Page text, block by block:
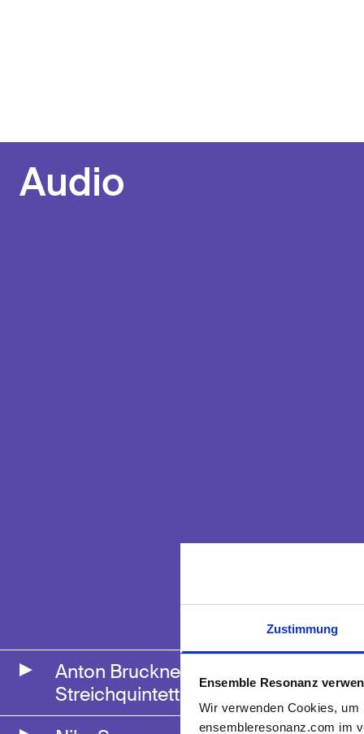
Zustimmung
Ensemble Resonanz
Wir verwenden Cookies,
ensembleresonanz.com im
Audio
Anton Bruckner – Adagio aus dem
Streichquintett